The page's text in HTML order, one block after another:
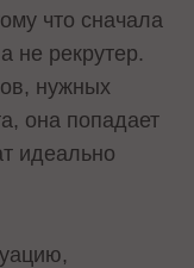
что сначала
не рекрутер.
нужных
она попадает
идеально